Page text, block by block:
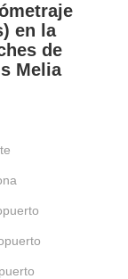
en la
de
Melia